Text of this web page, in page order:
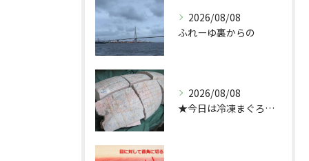
2026/08/08
ふれーゆ裏からの
2026/08/08
★今日は冷凍まぐろのサクの解凍方法★（どんぶり屋まぐろ大将）